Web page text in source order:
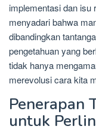
implementasi dan isu
menyadari bahwa
dibandingkan
pengetahuan yang
tidak hanya
merevolusi cara kita
Penerapan
untuk